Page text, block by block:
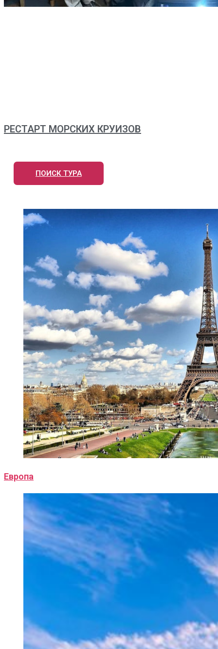
РЕСТАРТ МОРСКИХ КРУИЗОВ
ПОИСК ТУРА
Европа